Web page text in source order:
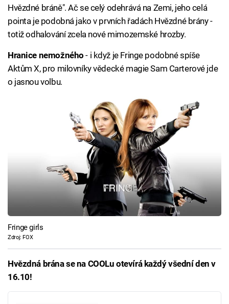
Hvězdné bráně". Ač se celý odehrává na Zemi, jeho celá
pointa je podobná jako v prvních řadách Hvězdné brány -
totiž odhalování zcela nové mimozemské hrozby.
Hranice nemožného - i když je Fringe podobné spíše
Aktům X, pro milovníky vědecké magie Sam Carterové jde
o jasnou volbu.
Fringe girls
Zdroj: FOX
Hvězdná brána se na COOLu otevírá každý všední den v
16.10!